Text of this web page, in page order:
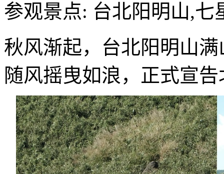
参观景点: 台北阳明山,七
秋风渐起，台北阳明山
随风摇曳如浪，正式宣